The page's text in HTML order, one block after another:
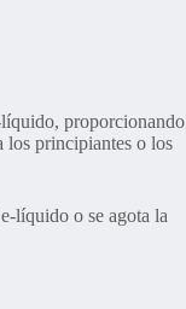
líquido, proporcionando
los principiantes o los
líquido o se agota la